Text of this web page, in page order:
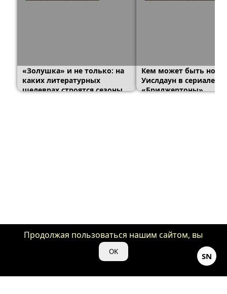
«Золушка» и не только: на
каких литературных
шедеврах строятся сезоны
Кем может быть
Уислдаун в сериале
«Бриджертоны»
SN
Продолжая пользоваться нашим сайтом, вы
даете нам свое согласие на использование
файлов cookie для аналитики и рекламы.
OK